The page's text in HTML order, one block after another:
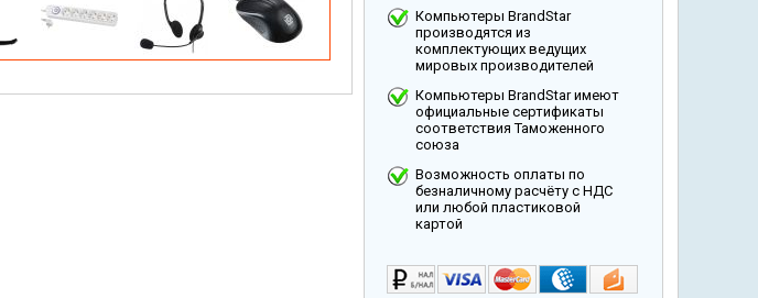
Компьютеры BrandStar
производятся из
комплектующих ведущих
мировых производителей
Компьютеры BrandStar имеют
официальные сертификаты
соответствия Таможенного
союза
Возможность оплаты по
безналичному расчёту с НДС
или любой пластиковой
картой